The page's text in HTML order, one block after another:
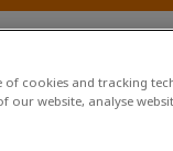
of cookies and tracking
website, analyse